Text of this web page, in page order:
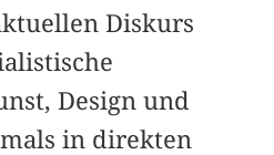
Diskurs
Design und
in direkten